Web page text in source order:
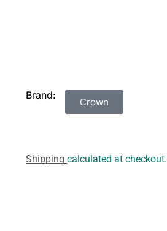
Brand:
Crown
Shipping calculated at checkout.